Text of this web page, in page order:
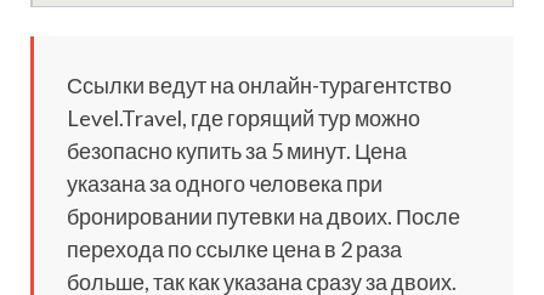
Ссылки ведут на онлайн-турагентство
Level.Travel, где горящий тур можно
безопасно купить за 5 минут. Цена
указана за одного человека при
бронировании путевки на двоих. После
перехода по ссылке цена в 2 раза
больше, так как указана сразу за двоих.